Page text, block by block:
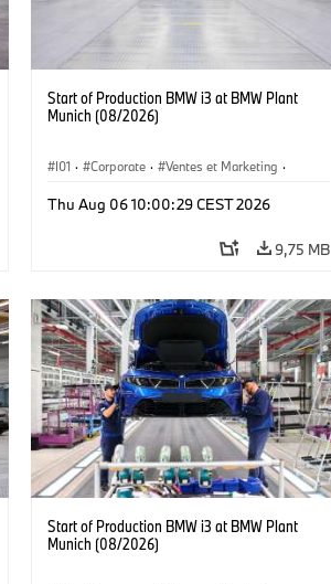
Start of Production BMW i3 at BMW Plant
Munich (08/2026)
I01 · Corporate · Ventes et Marketing ·
Thu Aug 06 10:00:29 CEST 2026
9,75 MB
Start of Production BMW i3 at BMW Plant
Munich (08/2026)